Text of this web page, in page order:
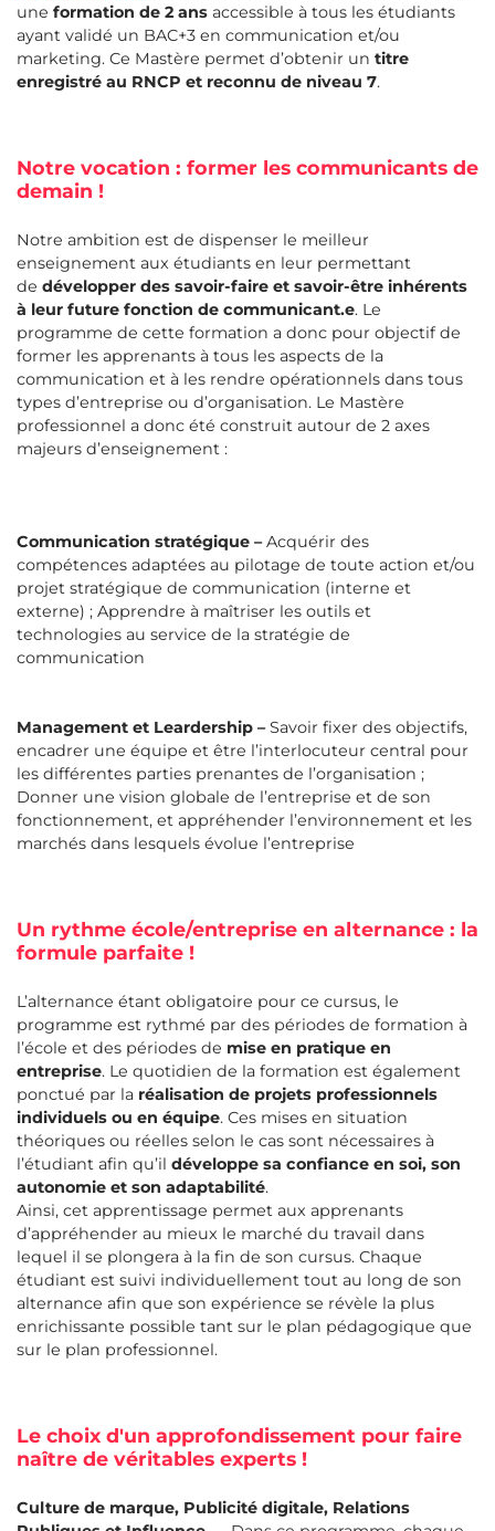
une formation de 2 ans accessible à tous les étudiants
ayant validé un BAC+3 en communication et/ou
marketing. Ce Mastère permet d’obtenir un titre
enregistré au RNCP et reconnu de niveau 7.
Notre vocation : former les communicants de
demain !
Notre ambition est de dispenser le meilleur
enseignement aux étudiants en leur permettant
de développer des savoir-faire et savoir-être inhérents
à leur future fonction de communicant.e. Le
programme de cette formation a donc pour objectif de
former les apprenants à tous les aspects de la
communication et à les rendre opérationnels dans tous
types d’entreprise ou d’organisation. Le Mastère
professionnel a donc été construit autour de 2 axes
majeurs d’enseignement :
Communication stratégique –Acquérir des
compétences adaptées au pilotage de toute action et/ou
projet stratégique de communication (interne et
externe) ; Apprendre à maîtriser les outils et
technologies au service de la stratégie de
communication
Management et Leardership –Savoir fixer des objectifs,
encadrer une équipe et être l’interlocuteur central pour
les différentes parties prenantes de l’organisation ;
Donner une vision globale de l’entreprise et de son
fonctionnement, et appréhender l’environnement et les
marchés dans lesquels évolue l’entreprise
Un rythme école/entreprise en alternance : la
formule parfaite !
L’alternance étant obligatoire pour ce cursus, le
programme est rythmé par des périodes de formation à
l’école et des périodes de mise en pratique en
entreprise. Le quotidien de la formation est également
ponctué par la réalisation de projets professionnels
individuels ou en équipe. Ces mises en situation
théoriques ou réelles selon le cas sont nécessaires à
l’étudiant afin qu’il développe sa confiance en soi, son
autonomie et son adaptabilité.
Ainsi, cet apprentissage permet aux apprenants
d’appréhender au mieux le marché du travail dans
lequel il se plongera à la fin de son cursus. Chaque
étudiant est suivi individuellement tout au long de son
alternance afin que son expérience se révèle la plus
enrichissante possible tant sur le plan pédagogique que
sur le plan professionnel.
Le choix d'un approfondissement pour faire
naître de véritables experts !
Culture de marque, Publicité digitale, Relations